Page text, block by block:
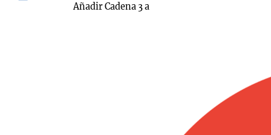
Añadir Cadena 3 a